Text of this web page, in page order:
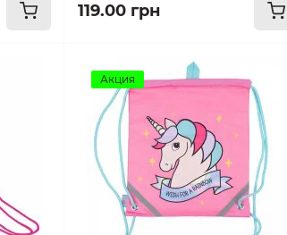
119.00 грн
Акция